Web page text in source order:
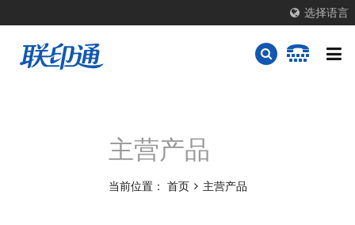
选择语言
主营产品
当前位置： 首页 主营产品